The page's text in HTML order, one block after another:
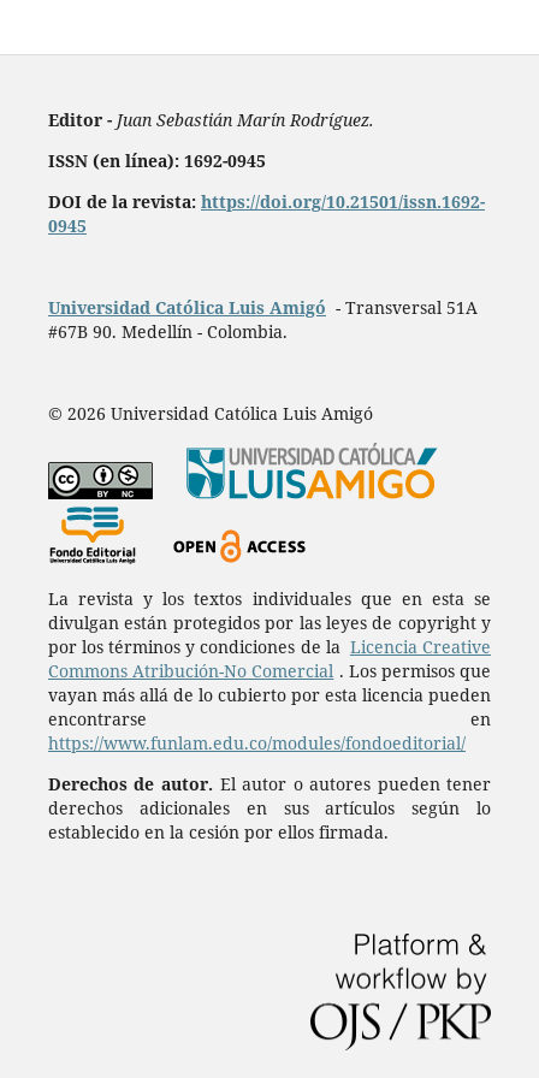
Editor - Juan Sebastián Marín Rodríguez.
ISSN (en línea): 1692-0945
DOI de la revista: https://doi.org/10.21501/issn.1692-
0945
Universidad Católica Luis Amigó - Transversal 51A
#67B 90. Medellín - Colombia.
© 2026 Universidad Católica Luis Amigó
La revista y los textos individuales que en esta se
divulgan están protegidos por las leyes de copyright y
por los términos y condiciones de la Licencia Creative
Commons Atribución-No Comercial . Los permisos que
vayan más allá de lo cubierto por esta licencia pueden
encontrarse en
https://www.funlam.edu.co/modules/fondoeditorial/
Derechos de autor. El autor o autores pueden tener
derechos adicionales en sus artículos según lo
establecido en la cesión por ellos firmada.